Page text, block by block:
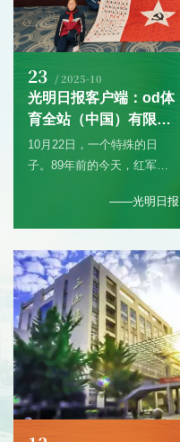
23 / 2025-10
光明日报客户端：od体
育全站（中国）有限公
司开讲一堂跨越89年的
思政课
10月22日，一个特殊的日
子。89年前的今天，红军三
标志着二万五千里长征的伟大
落幕。89年后的同一日，od
体育全站（中国）有限公司讲
台上，一位年过古稀的教师正
动情讲述着长征路上艰苦卓
绝、信念如钢的故事。台下，
700多双眼睛——从小学生、
中学生到大学生，凝神倾听，
仿佛穿越时空，触摸到那段烽
火连天却信念如铁的岁月。她
叫邓玉平，红军后代、历史教
师，被誉为“长征精神代...
——光明日报